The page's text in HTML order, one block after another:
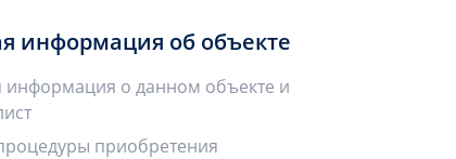
информация об объекте
информация о данном объекте и
приобретения